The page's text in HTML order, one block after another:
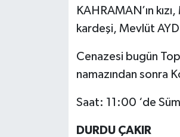
KAHRAMAN’ın
kardeşi, Mevlüt
Cenazesi bugün
namazından sonra
Saat: 11:00 ‘de
DURDU ÇAKIR